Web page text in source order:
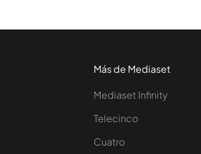
Más de Mediaset
Mediaset Infinity
Telecinco
Cuatro